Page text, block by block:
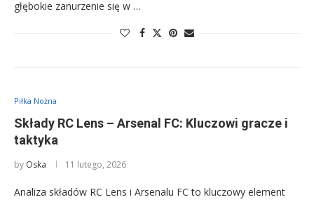
głębokie zanurzenie się w …
Piłka Nożna
Składy RC Lens – Arsenal FC: Kluczowi gracze i
taktyka
by Oska 11 lutego, 2026
Analiza składów RC Lens i Arsenalu FC to kluczowy element